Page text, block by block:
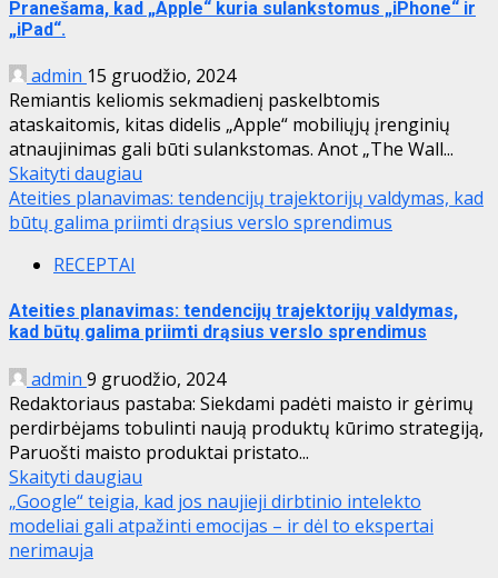
Pranešama, kad „Apple“ kuria sulankstomus „iPhone“ ir
„iPad“.
admin 15 gruodžio, 2024
Remiantis keliomis sekmadienį paskelbtomis
ataskaitomis, kitas didelis „Apple“ mobiliųjų įrenginių
atnaujinimas gali būti sulankstomas. Anot „The Wall...
Skaityti daugiau
Ateities planavimas: tendencijų trajektorijų valdymas, kad
būtų galima priimti drąsius verslo sprendimus
RECEPTAI
Ateities planavimas: tendencijų trajektorijų valdymas,
kad būtų galima priimti drąsius verslo sprendimus
admin 9 gruodžio, 2024
Redaktoriaus pastaba: Siekdami padėti maisto ir gėrimų
perdirbėjams tobulinti naują produktų kūrimo strategiją,
Paruošti maisto produktai pristato...
Skaityti daugiau
„Google“ teigia, kad jos naujieji dirbtinio intelekto
modeliai gali atpažinti emocijas – ir dėl to ekspertai
nerimauja